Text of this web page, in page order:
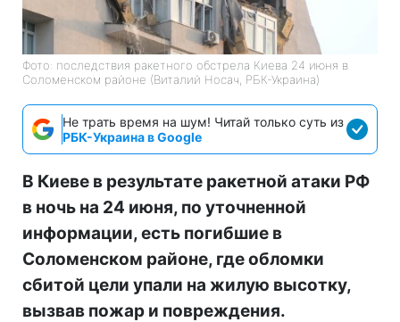
Фото: последствия ракетного обстрела Киева 24 июня в
Соломенском районе (Виталий Носач, РБК-Украина)
Не трать время на шум! Читай только суть из
РБК-Украина в Google
В Киеве в результате ракетной атаки РФ
в ночь на 24 июня, по уточненной
информации, есть погибшие в
Соломенском районе, где обломки
сбитой цели упали на жилую высотку,
вызвав пожар и повреждения.